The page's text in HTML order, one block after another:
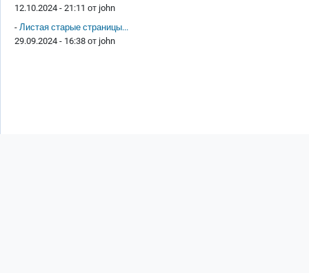
12.10.2024 - 21:11 от john
- Листая старые страницы...
29.09.2024 - 16:38 от john